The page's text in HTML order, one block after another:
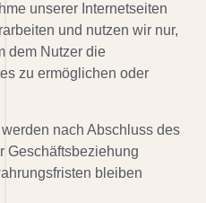
unserer Internetseiten
und nutzen wir nur,
dem Nutzer die
zu ermöglichen oder
nach Abschluss des
Geschäftsbeziehung
bleiben